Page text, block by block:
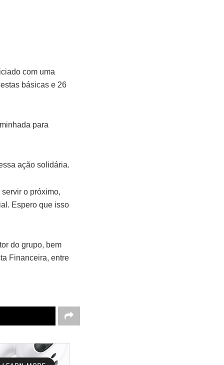
com uma
básicas e 26
para
ação solidária.
o próximo,
Espero que isso
do grupo, bem
Financeira, entre